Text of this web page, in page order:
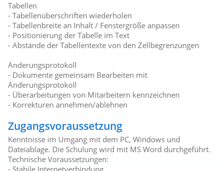
Tabellen
- Tabellenüberschriften wiederholen
- Tabellenbreite an Inhalt / Fenstergröße anpassen
- Positionierung der Tabelle im Text
- Abstände der Tabellentexte von den Zellbegrenzungen
Änderungsprotokoll
- Dokumente gemeinsam Bearbeiten mit
Änderungsprotokoll
- Überarbeitungen von Mitarbeitern kennzeichnen
- Korrekturen annehmen/ablehnen
Zugangsvoraussetzung
Kenntnisse im Umgang mit dem PC, Windows und
Dateiablage. Die Schulung wird mit MS Word durchgeführt.
Technische Voraussetzungen: